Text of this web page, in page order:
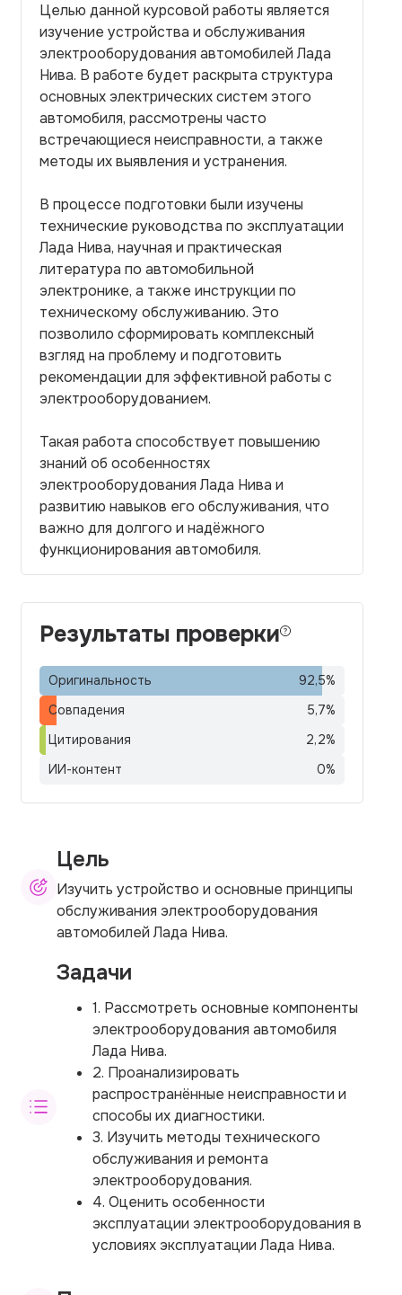
Целью данной курсовой работы является
изучение устройства и обслуживания
электрооборудования автомобилей Лада
Нива. В работе будет раскрыта структура
основных электрических систем этого
автомобиля, рассмотрены часто
встречающиеся неисправности, а также
методы их выявления и устранения.
В процессе подготовки были изучены
технические руководства по эксплуатации
Лада Нива, научная и практическая
литература по автомобильной
электронике, а также инструкции по
техническому обслуживанию. Это
позволило сформировать комплексный
взгляд на проблему и подготовить
рекомендации для эффективной работы с
электрооборудованием.
Такая работа способствует повышению
знаний об особенностях
электрооборудования Лада Нива и
развитию навыков его обслуживания, что
важно для долгого и надёжного
функционирования автомобиля.
Результаты проверки
Оригинальность 92,5%
Совпадения
5,7%
Цитирования
2,2%
ИИ-контент
0%
Цель
Изучить устройство и основные принципы
обслуживания электрооборудования
автомобилей Лада Нива.
Задачи
1. Рассмотреть основные компоненты
электрооборудования автомобиля
Лада Нива.
2. Проанализировать
распространённые неисправности и
способы их диагностики.
3. Изучить методы технического
обслуживания и ремонта
электрооборудования.
4. Оценить особенности
эксплуатации электрооборудования в
условиях эксплуатации Лада Нива.